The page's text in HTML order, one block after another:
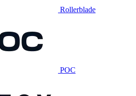
Rollerblade
POC